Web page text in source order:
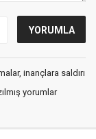
inançlara saldırı
yorumlar